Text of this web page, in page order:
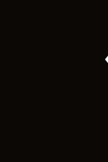
Notiexpress de